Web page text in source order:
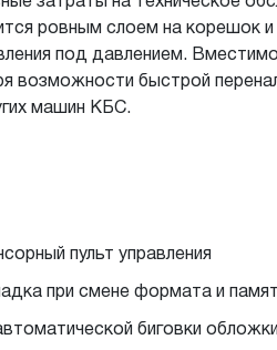
ровным слоем на
под давлением.
возможности быстрой
машин КБС.
пульт управления
при смене формата и
биговки